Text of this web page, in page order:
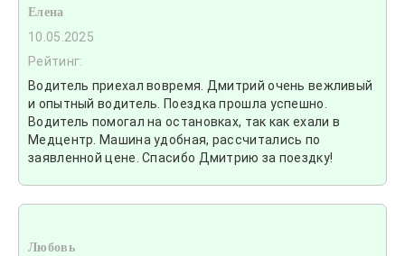
Елена
10.05.2025
Рейтинг:
Водитель приехал вовремя. Дмитрий очень вежливый
и опытный водитель. Поездка прошла успешно.
Водитель помогал на остановках, так как ехали в
Медцентр. Машина удобная, рассчитались по
заявленной цене. Спасибо Дмитрию за поездку!
Любовь